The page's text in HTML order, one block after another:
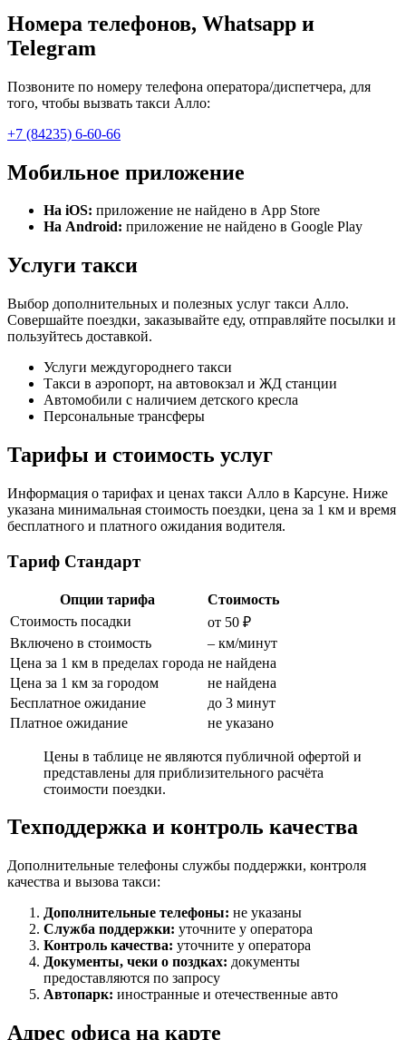
Номера телефонов, Whatsapp и
Telegram
Позвоните по номеру телефона оператора/диспетчера, для
того, чтобы вызвать такси Алло:
+7 (84235) 6-60-66
Мобильное приложение
На iOS: приложение не найдено в App Store
На Android: приложение не найдено в Google Play
Услуги такси
Выбор дополнительных и полезных услуг такси Алло.
Совершайте поездки, заказывайте еду, отправляйте посылки и
пользуйтесь доставкой.
Услуги междугороднего такси
Такси в аэропорт, на автовокзал и ЖД станции
Автомобили с наличием детского кресла
Персональные трансферы
Тарифы и стоимость услуг
Информация о тарифах и ценах такси Алло в Карсуне. Ниже
указана минимальная стоимость поездки, цена за 1 км и время
бесплатного и платного ожидания водителя.
Тариф Стандарт
Опции тарифа
Стоимость
Стоимость посадки
от 50 ₽
Включено в стоимость
– км/минут
Цена за 1 км в пределах города не найдена
Цена за 1 км за городом
не найдена
Бесплатное ожидание
до 3 минут
Платное ожидание
не указано
Цены в таблице не являются публичной офертой и
представлены для приблизительного расчёта
стоимости поездки.
Техподдержка и контроль качества
Дополнительные телефоны службы поддержки, контроля
качества и вызова такси:
Дополнительные телефоны: не указаны
Служба поддержки: уточните у оператора
Контроль качества: уточните у оператора
Документы, чеки о поздках: документы
предоставляются по запросу
Автопарк: иностранные и отечественные авто
Адрес офиса на карте